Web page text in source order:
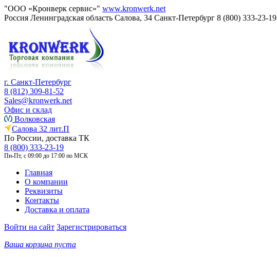
"ООО «Кронверк сервис»" www.kronwerk.net
Россия Ленинградская область Салова, 34 Санкт-Петербург 8 (800) 333-23-19
г. Санкт-Петербург
8 (812) 309-81-52
Sales@kronwerk.net
Офис и склад
Волковская
Салова 32 лит.П
По России, доставка ТК
8 (800) 333-23-19
Пн-Пт, с 09:00 до 17:00 по МСК
Главная
О компании
Реквизиты
Контакты
Доставка и оплата
Войти на сайт Зарегистрироваться
Ваша корзина пуста